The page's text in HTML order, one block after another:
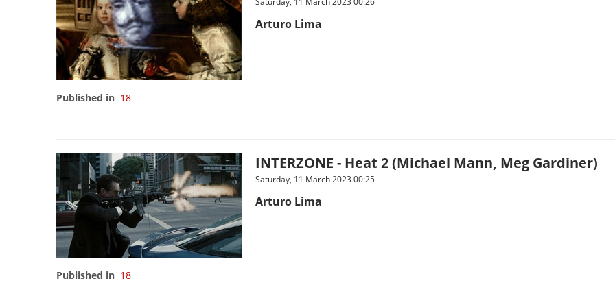
Arturo Lima
Published in 18
INTERZONE - Heat 2 (Michael Mann, Meg Gardiner)
Saturday, 11 March 2023 00:25
Arturo Lima
Published in 18